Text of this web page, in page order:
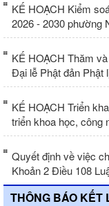
KẾ HOẠCH Kiểm
2026 - 2030 phường
KẾ HOẠCH Thăm
Đại lễ Phật đản Phật
bàn phường Nam
KẾ HOẠCH Triển
triển khoa học, công
địa bàn phường Nam
Quyết định về việc
Khoản 2 Điều 108
thực hiện dự án Khu
THÔNG BÁO KẾT